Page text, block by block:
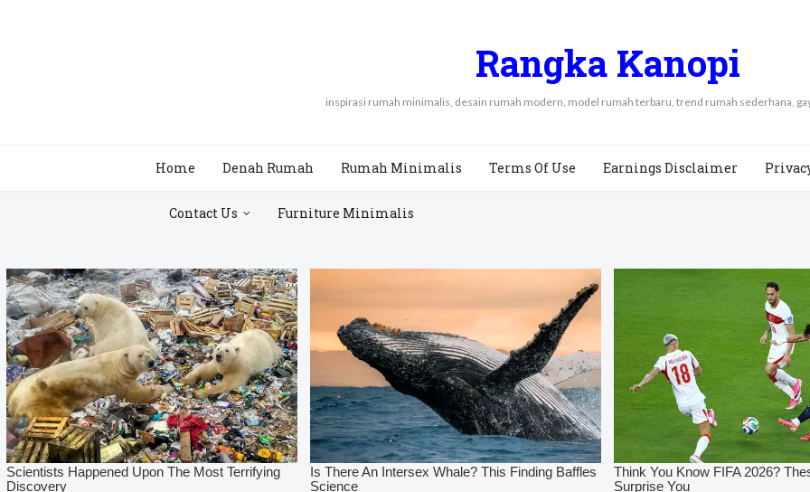
Rangka Kanopi
inspirasi rumah minimalis, desain rumah modern, model rumah terbaru, trend rumah sederhana,
Home Denah Rumah Rumah Minimalis Terms Of Use Earnings Disclaimer
Contact Us Furniture Minimalis